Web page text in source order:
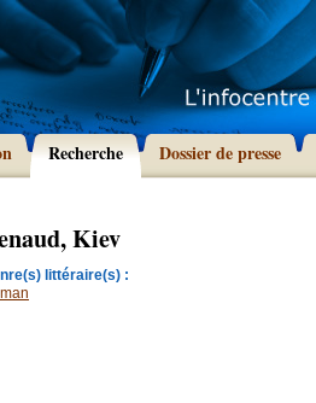
Recherche Dossier de presse
Kiev
littéraire(s) :